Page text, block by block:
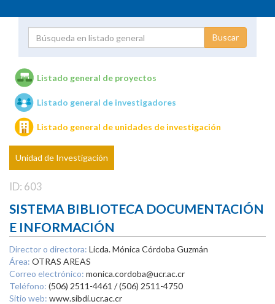
Unidades de investigación
Listado general de proyectos
Listado general de investigadores
Listado general de unidades de investigación
Unidad de Investigación
ID: 603
SISTEMA BIBLIOTECA DOCUMENTACIÓN
E INFORMACIÓN
Director o directora: Licda. Mónica Córdoba Guzmán
Área: OTRAS AREAS
Correo electrónico: monica.cordoba@ucr.ac.cr
Teléfono: (506) 2511-4461 / (506) 2511-4750
Sitio web: www.sibdi.ucr.ac.cr